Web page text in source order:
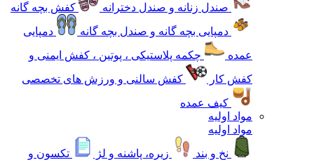
صندل زنانه و صندل دخترانه
کفش بچه گانه
دمپایی بچه گانه و صندل بچه گانه
دمپایی
عمده
چکمه پلاستیکی ، پوتین ، کفش ایمنی و
کفش کار
کفش سالنی و ورزش های تخصصی
کیف عمده
مواد اولیه
مواد اولیه
نخ و بند
زیره، پاشنه و لژ
تکسون و